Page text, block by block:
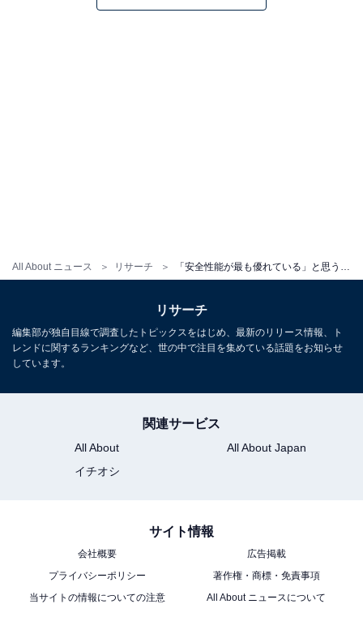
All About ニュース リサーチ
リサーチ
編集部が独自目線で調査したトピックスをはじめ、最新のリリース情報、ト
レンドに関するランキングなど、世の中で注目を集めている話題をお知らせ
しています。
関連サービス
All About
All About Japan
イチオシ
サイト情報
会社概要
広告掲載
プライバシーポリシー
著作権・商標・免責事項
当サイトの情報についての注意
All About ニュースについて